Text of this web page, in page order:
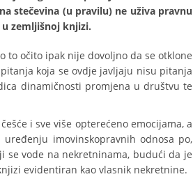
stečevina (u pravilu) ne uživa pravnu
zemljišnoj knjizi.
to očito ipak nije dovoljno da se otklone
koja se ovdje javljaju nisu pitanja
dinamičnosti promjena u društvu te
i sve više opterećeno emocijama, a
imovinskopravnih odnosa po,
se vode na nekretninama, budući da je
evidentiran kao vlasnik nekretnine.